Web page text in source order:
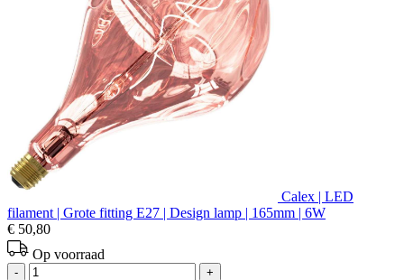
Calex | LED
filament | Grote fitting E27 | Design lamp | 165mm | 6W
€ 50,80
Op voorraad
- +